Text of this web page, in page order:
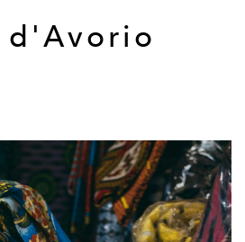
d'Avorio